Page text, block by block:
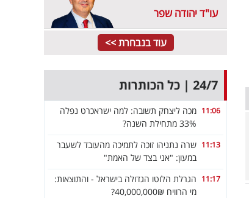
עו"ד יהודה שפר
עוד בנבחרת >>
24/7 | כל הכותרות
11:06 מכה ליצחק תשובה: למה ישראכרט נפלה
33% מתחילת השנה?
11:13 שרה נתניהו זוכה לתמיכה מהעובד לשעבר
במעון: "אני בצד של האמת"
11:17 הגרלת הלוטו הגדולה בישראל - והתוצאות:
מי הרוויח 40,000,000₪?